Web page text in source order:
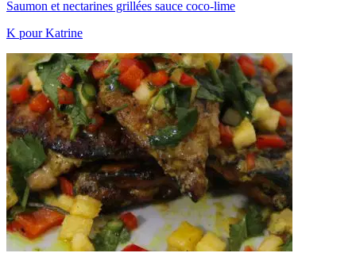
Saumon et nectarines grillées sauce coco-lime
K pour Katrine